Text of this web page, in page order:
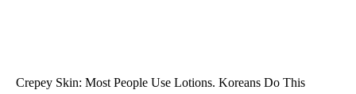
Crepey Skin: Most People Use Lotions. Koreans Do This